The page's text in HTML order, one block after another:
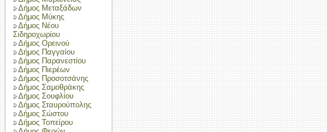
Δήμος Μεταξάδων
Δήμος Μύκης
Δήμος Νέου
Σιδηροχωρίου
Δήμος Ορεινού
Δήμος Παγγαίου
Δήμος Παρανεστίου
Δήμος Πιερέων
Δήμος Προσοτσάνης
Δήμος Σαμοθράκης
Δήμος Σουφλίου
Δήμος Σταυρούπολης
Δήμος Σώστου
Δήμος Τοπείρου